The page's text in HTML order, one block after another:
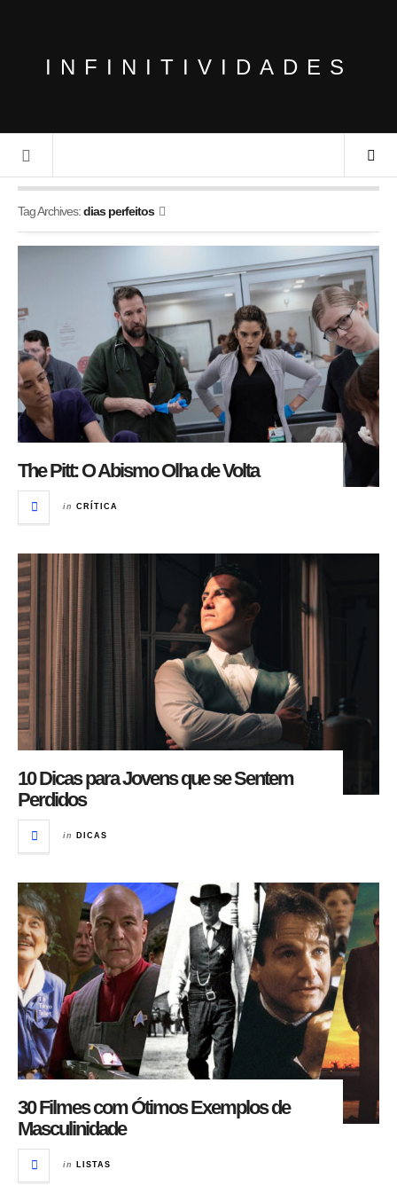
INFINITIVIDADES
Tag Archives:dias perfeitos
The Pitt: O Abismo Olha de Volta
in CRÍTICA
10 Dicas para Jovens que se Sentem
Perdidos
in DICAS
30 Filmes com Ótimos Exemplos de
Masculinidade
in LISTAS